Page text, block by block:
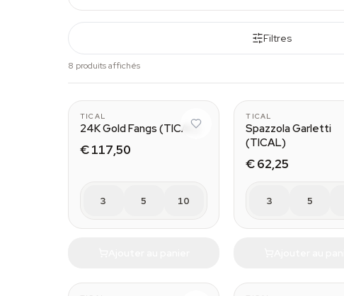
Filtres
8 produits affichés
TICAL
24K Gold Fangs (TICAL)
€ 117,50
3 5 10
TICAL
Spazzola Garletti
(TICAL)
€ 62,25
3 5